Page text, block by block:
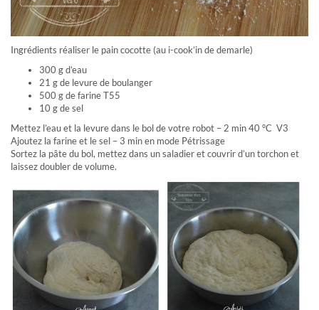
Ingrédients réaliser le pain cocotte (au i-cook’in de demarle)
300 g d’eau
21 g de levure de boulanger
500 g de farine T55
10 g de sel
Mettez l’eau et la levure dans le bol de votre robot – 2 min 40 °C V3
Ajoutez la farine et le sel – 3 min en mode Pétrissage
Sortez la pâte du bol, mettez dans un saladier et couvrir d’un torchon et
laissez doubler de volume.